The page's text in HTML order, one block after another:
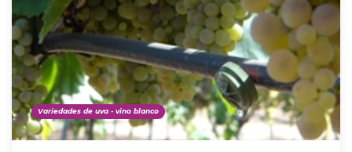
Variedades de uva - vino blanco